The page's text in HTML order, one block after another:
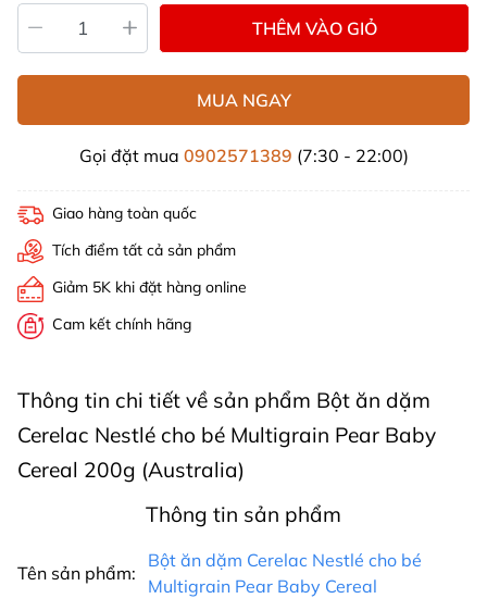
THÊM VÀO GIỎ
MUA NGAY
Gọi đặt mua 0902571389 (7:30 - 22:00)
Giao hàng toàn quốc
Tích điểm tất cả sản phẩm
Giảm 5K khi đặt hàng online
Cam kết chính hãng
Thông tin chi tiết về sản phẩm Bột ăn dặm
Cerelac Nestlé cho bé Multigrain Pear Baby
Cereal 200g (Australia)
Thông tin sản phẩm
Tên sản phẩm:
Bột ăn dặm Cerelac Nestlé cho bé
Multigrain Pear Baby Cereal